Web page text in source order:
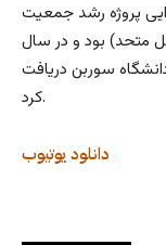
۱۹۷۳-۱۹۷۶ مدیر اجرایی پروژه رشد جمعیت
متحد) بود و در سال
دانشگاه سوربن دریافت
کرد.
یوتیوب دانلود